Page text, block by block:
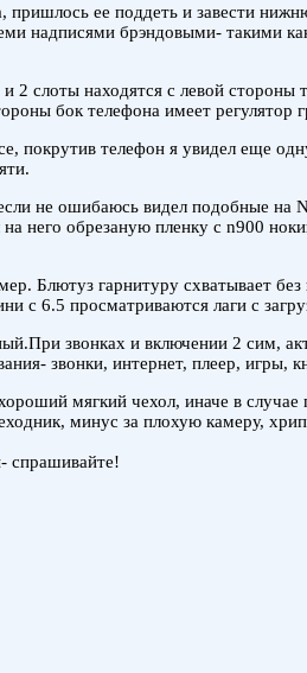
ее поддеть и завести
надписями брэндовыми- такими
слоты находятся с левой
бок телефона имеет регулятор
покрутив телефон я увидел еще
не ошибаюсь видел подобные
него обрезаную пленку с n900
Блютуз гарнитуру схватывает
с 6.5 просматриваются лаги с
звонках и включении 2 сим,
звонки, интернет, плеер, игры,
мягкий чехол, иначе в
минус за плохую камеру,
спрашивайте!